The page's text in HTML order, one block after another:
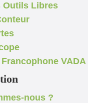
Outils Libres
Francophone VADA
nous ?